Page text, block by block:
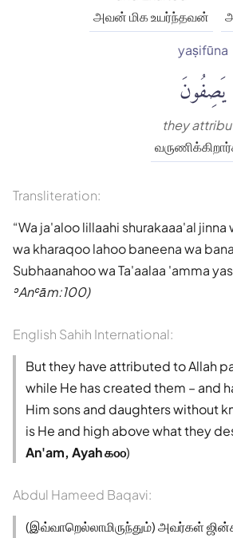
அவன் மிக உயர்ந்தவன்
yaṣifūna
يَصِفُونَ
they
Transliteration:
Wa ja'aloo lillaahi shurakaaa'al jinna
wa kharaqoo lahoo baneena wa
Subhaanahoo wa Ta'aalaa 'amma
ʾAnʿām:100)
English Sahih International:
But they have attributed to Allah
while He has created them – and
Him sons and daughters without
is He and high above what they
An'am, Ayah ௧௦௦)
Abdul Hameed Baqavi:
(இவ்வாறெல்லாமிருந்தும்) அவர்கள்